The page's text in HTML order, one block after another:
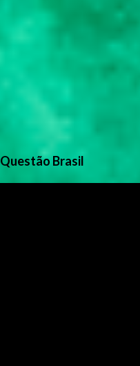
Questão Brasil